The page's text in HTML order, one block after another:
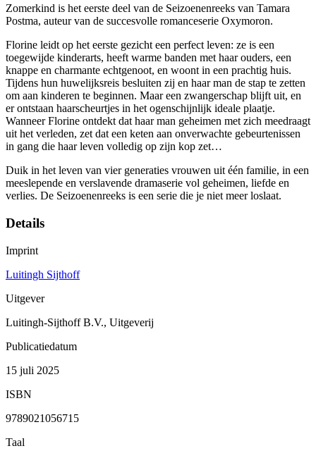
Zomerkind is het eerste deel van de Seizoenenreeks van Tamara
Postma, auteur van de succesvolle romanceserie Oxymoron.
Florine leidt op het eerste gezicht een perfect leven: ze is een
toegewijde kinderarts, heeft warme banden met haar ouders, een
knappe en charmante echtgenoot, en woont in een prachtig huis.
Tijdens hun huwelijksreis besluiten zij en haar man de stap te zetten
om aan kinderen te beginnen. Maar een zwangerschap blijft uit, en
er ontstaan haarscheurtjes in het ogenschijnlijk ideale plaatje.
Wanneer Florine ontdekt dat haar man geheimen met zich meedraagt
uit het verleden, zet dat een keten aan onverwachte gebeurtenissen
in gang die haar leven volledig op zijn kop zet…
Duik in het leven van vier generaties vrouwen uit één familie, in een
meeslepende en verslavende dramaserie vol geheimen, liefde en
verlies. De Seizoenenreeks is een serie die je niet meer loslaat.
Details
Imprint
Luitingh Sijthoff
Uitgever
Luitingh-Sijthoff B.V., Uitgeverij
Publicatiedatum
15 juli 2025
ISBN
9789021056715
Taal